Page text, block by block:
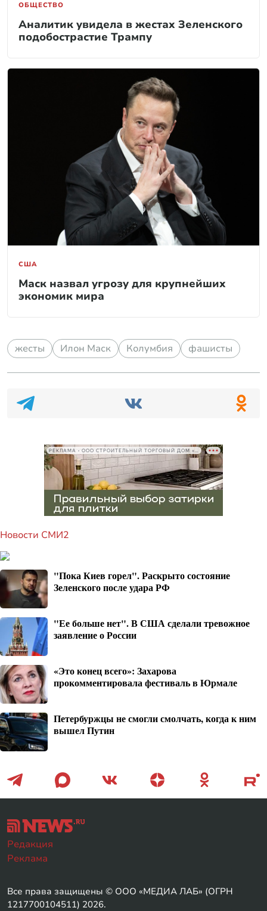
ОБЩЕСТВО
Аналитик увидела в жестах Зеленского
подобострастие Трампу
США
Маск назвал угрозу для крупнейших
экономик мира
жесты Илон Маск Колумбия фашисты
РЕКЛАМА • ООО СТРОИТЕЛЬНЫЙ ТОРГОВЫЙ ДОМ «ПЕТРОВИЧ», ИНН 7802348846
Новости СМИ2
"Пока Киев горел". Раскрыто состояние
Зеленского после удара РФ
"Ее больше нет". В США сделали тревожное
заявление о России
«Это конец всего»: Захарова
прокомментировала фестиваль в Юрмале
Петербуржцы не смогли смолчать, когда к ним
вышел Путин
Редакция
Реклама
Все права защищены © ООО «МЕДИА ЛАБ» (ОГРН
1217700104511) 2026.